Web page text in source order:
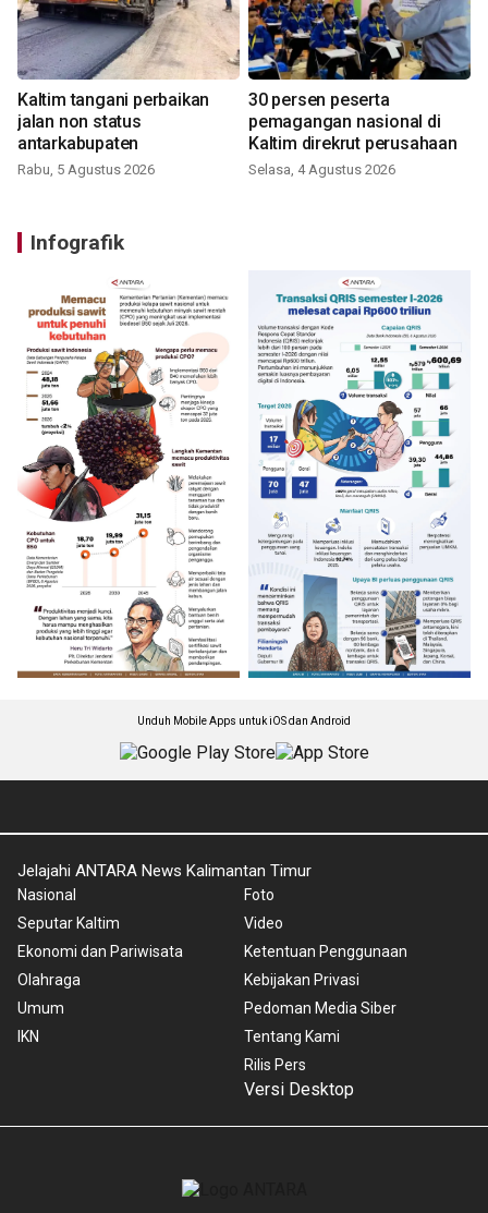
Kaltim tangani perbaikan
jalan non status
antarkabupaten
Rabu, 5 Agustus 2026
30 persen peserta
pemagangan nasional di
Kaltim direkrut perusahaan
Selasa, 4 Agustus 2026
Infografik
Unduh Mobile Apps untuk iOS dan Android
Jelajahi ANTARA News Kalimantan Timur
Nasional
Seputar Kaltim
Ekonomi dan Pariwisata
Olahraga
Umum
IKN
Foto
Video
Ketentuan Penggunaan
Kebijakan Privasi
Pedoman Media Siber
Tentang Kami
Rilis Pers
Versi Desktop